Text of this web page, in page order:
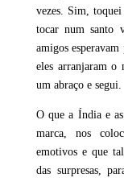
vezes. Sim, toquei
tocar num santo
amigos
eles arranjaram
um abraço e segui.
O que a Índia e as
marca, nos
emotivos e que
das surpresas,